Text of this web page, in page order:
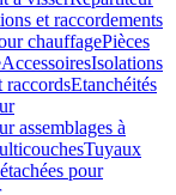
et raccordements
chauffagePièces
AccessoiresIsolations
raccordsEtanchéités
assemblages à
Tuyaux
pour